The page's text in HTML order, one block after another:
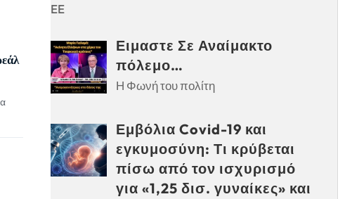
EE
Ειμαστε Σε Αναίμακτο
πόλεμο…
Η Φωνή του πολίτη
Εμβόλια Covid-19 και
εγκυμοσύνη: Τι κρύβεται
πίσω από τον ισχυρισμό
για «1,25 δισ. γυναίκες» και